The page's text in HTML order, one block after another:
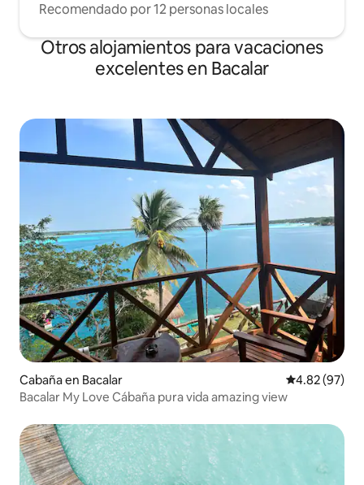
Recomendado por 12 personas locales
Otros alojamientos para vacaciones
excelentes en Bacalar
Cabaña en Bacalar Calificación
4.82 (97)
Bacalar My Love Cábaña pura vida amazing view